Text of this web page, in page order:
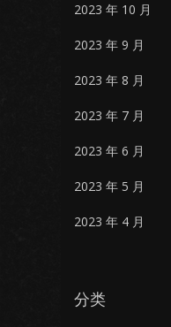
2023 年 10 月
2023 年 9 月
2023 年 8 月
2023 年 7 月
2023 年 6 月
2023 年 5 月
2023 年 4 月
分类